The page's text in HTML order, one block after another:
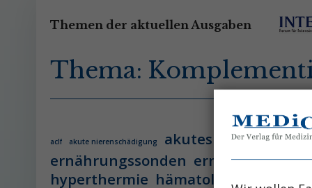
Themen der aktuellen Ausgaben
Thema:
aclf akute nierenschädigung akutes
ernährungssonden
hyperthermie hämatologie